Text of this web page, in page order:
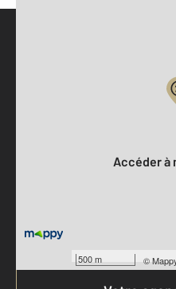
500 m ©
Accéder